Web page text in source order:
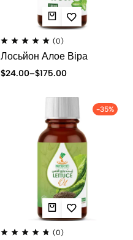
(0)
Лосьйон Алое Віра
$24.00–$175.00
-35%
(0)